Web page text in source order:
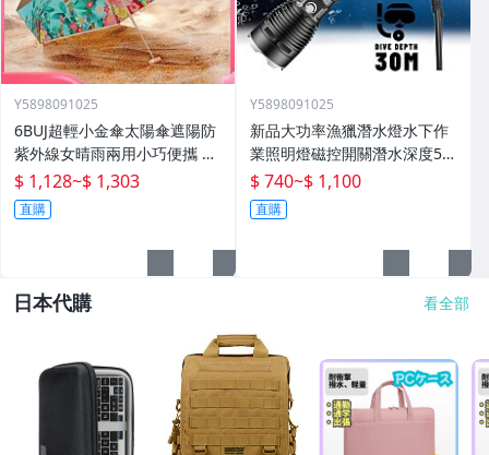
Y5898091025
6BUJ超輕小金傘太陽傘遮陽防
紫外線女晴雨兩用小巧便攜 五
折傘
$ 1,128~$ 1,303
直購
Y5898091025
新品大功率漁獵潛水燈水下作
業照明燈磁控開關潛水深度50
米高流明
$ 740~$ 1,100
直購
日本代購 看全部